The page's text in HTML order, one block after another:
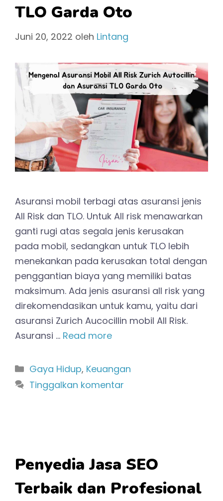
TLO Garda Oto
Juni 20, 2022 oleh Lintang
Asuransi mobil terbagi atas asuransi jenis
All Risk dan TLO. Untuk All risk menawarkan
ganti rugi atas segala jenis kerusakan
pada mobil, sedangkan untuk TLO lebih
menekankan pada kerusakan total dengan
penggantian biaya yang memiliki batas
maksimum. Ada jenis asuransi all risk yang
direkomendasikan untuk kamu, yaitu dari
asuransi Zurich Aucocillin mobil All Risk.
Asuransi … Read more
Kategori
Gaya Hidup, Keuangan
Tinggalkan komentar
Penyedia Jasa SEO
Terbaik dan Profesional